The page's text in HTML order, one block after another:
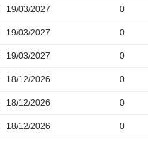
19/03/2027 0
19/03/2027 0
19/03/2027 0
18/12/2026 0
18/12/2026 0
18/12/2026 0